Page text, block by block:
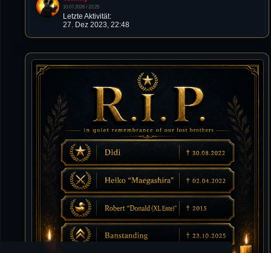
10.07.2026 / 22:25
Letzte Aktivität:
27. Dez 2023, 22:48
DieWildeHilde
10.07.2026 / 12:48
Happy Birthday Chickpea
DieWildeHilde
10.07.2026 / 10:08
Hallo meine Lieben!
Isimiyaki
10.07.2026 / 00:34
Alles gute chickpea
Mojochilla
02.07.2026 / 15:53
Was geht aaaaaaaaaaaab